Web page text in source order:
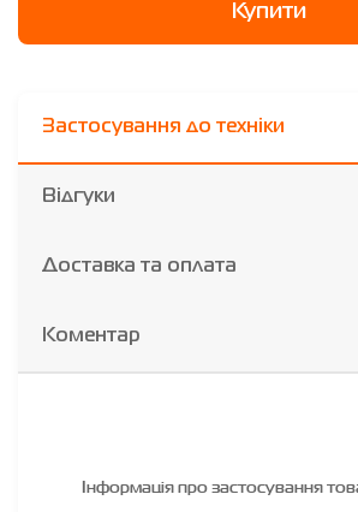
Купити
Застосування до техніки
Відгуки
Доставка та оплата
Коментар
Інформація про застосування